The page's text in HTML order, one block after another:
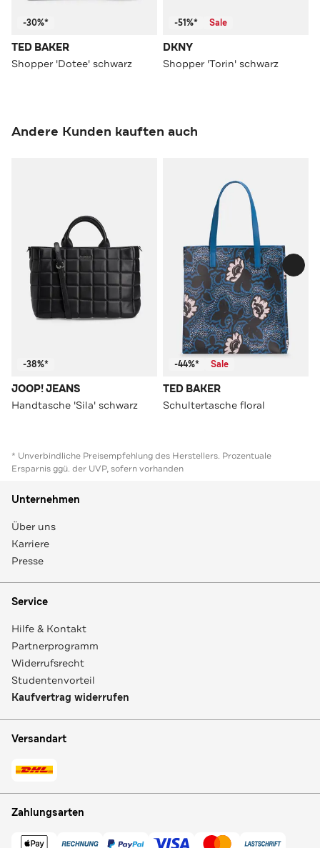
-30%*
TED BAKER
Shopper 'Dotee' schwarz
-51%* Sale
DKNY
Shopper 'Torin' schwarz
Andere Kunden kauften auch
-38%*
JOOP! JEANS
Handtasche 'Sila' schwarz
-44%* Sale
TED BAKER
Schultertasche floral
* Unverbindliche Preisempfehlung des Herstellers. Prozentuale
Ersparnis ggü. der UVP, sofern vorhanden
Unternehmen
Über uns
Karriere
Presse
Service
Hilfe & Kontakt
Partnerprogramm
Widerrufsrecht
Studentenvorteil
Kaufvertrag widerrufen
Versandart
Zahlungsarten